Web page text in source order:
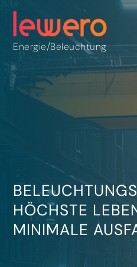
Energie/Beleuchtung
HÖCHSTE
MINIMALE